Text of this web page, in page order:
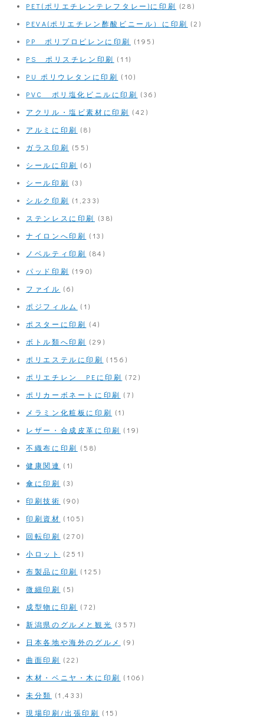
PET(ポリエチレンテレフタレー)に印刷 (28)
PEVA(ポリエチレン酢酸ビニール）に印刷 (2)
PP ポリプロピレンに印刷 (195)
PS ポリスチレン印刷 (11)
PU ポリウレタンに印刷 (10)
PVC ポリ塩化ビニルに印刷 (36)
アクリル・塩ビ素材に印刷 (42)
アルミに印刷 (8)
ガラス印刷 (55)
シールに印刷 (6)
シール印刷 (3)
シルク印刷 (1,233)
ステンレスに印刷 (38)
ナイロンへ印刷 (13)
ノベルティ印刷 (84)
パッド印刷 (190)
ファイル (6)
ポジフィルム (1)
ポスターに印刷 (4)
ボトル類へ印刷 (29)
ポリエステルに印刷 (156)
ポリエチレン PEに印刷 (72)
ポリカーボネートに印刷 (7)
メラミン化粧板に印刷 (1)
レザー・合成皮革に印刷 (19)
不織布に印刷 (58)
健康関連 (1)
傘に印刷 (3)
印刷技術 (90)
印刷資材 (105)
回転印刷 (270)
小ロット
(251)
布製品に印刷 (125)
微細印刷 (5)
成型物に印刷 (72)
新潟県のグルメと観光 (357)
日本各地や海外のグルメ
(9)
曲面印刷 (22)
木材・ベニヤ・木に印刷 (106)
未分類 (1,433)
現場印刷/出張印刷 (15)